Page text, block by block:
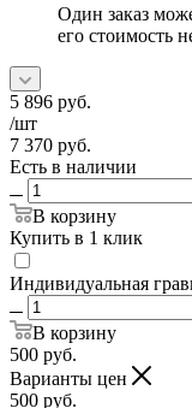
Один заказ
его стоимость
5 896 руб.
/шт
7 370 руб.
Есть в наличии
В корзину
Купить в 1 клик
Индивидуальная
В корзину
500 руб.
Варианты цен
500 руб.